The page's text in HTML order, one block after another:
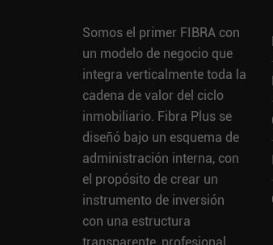
Somos el primer FIBRA con
un modelo de negocio que
integra verticalmente toda la
cadena de valor del ciclo
inmobiliario. Fibra Plus se
diseñó bajo un esquema de
administración interna, con
el propósito de crear un
instrumento de inversión
con una estructura
transparente, profesional,